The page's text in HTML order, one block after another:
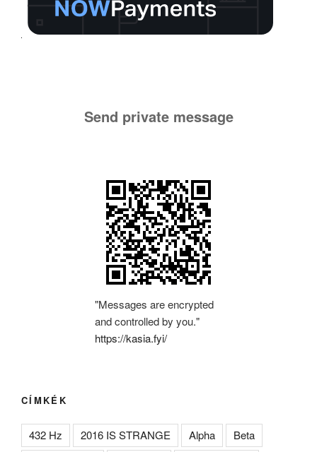
Send private message
"Messages are encrypted
and controlled by you."
https://kasia.fyi/
CÍMKÉK
432 Hz 2016 IS STRANGE Alpha
Beta